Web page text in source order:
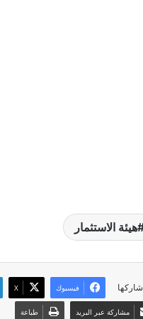
هيئة الاستثمار
شاركها فيسبوك ‫X
مشاركة عبر البريد طباعة